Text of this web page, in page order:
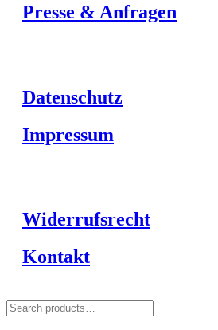
Presse & Anfragen
Datenschutz
Impressum
Widerrufsrecht
Kontakt